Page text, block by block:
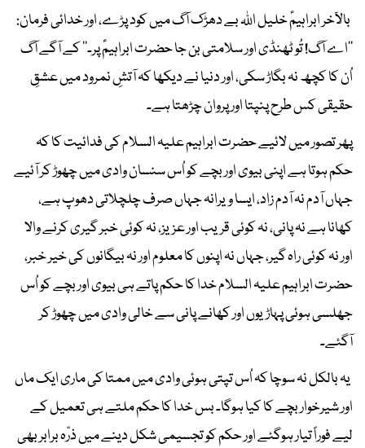
بالآخر ابراہیمؑ خلیل اﷲ بے دھڑک آگ میں کود پڑے، اور خدائی فرمان:
’’اے آگ! تُو ٹھنڈی اور سلامتی بن جا حضرت ابراہیمؑ پر۔‘‘ کے آگے آگ
اُن کا کچھ نہ بگاڑ سکی، اور دنیا نے دیکھا کہ آتشِ نمرود میں عشقِ
حقیقی کس طرح پنپتا اور پروان چڑھتا ہے۔
پھر تصور میں لائیے حضرت ابراہیم علیہ السلام کی فدائیت کا کہ
حکم ہوتا ہے اپنی بیوی اور بچے کو اُس سنسان وادی میں چھوڑ کر آئیے
جہاں آدم نہ آدم زاد، ایسا ویرانہ جہاں صرف چلچلاتی دھوپ ہے،
کھانا ہے نہ پانی، نہ کوئی قریب اور عزیز، نہ کوئی خبر گیری کرنے والا
اور نہ کوئی راہ گیر، جہاں نہ اپنوں کا معلوم اور نہ بیگانوں کی خیر خبر،
حضرت ابراہیم علیہ السلام خدا کا حکم پاتے ہی بیوی اور بچے کو اُس
جھلسی ہوئی پہاڑیوں اور کھانے پانی سے خالی وادی میں چھوڑ کر
آگئے۔
یہ بالکل نہ سوچا کہ اُس تپتی ہوئی وادی میں ممتا کی ماری ایک ماں
اور شیرخوار بچے کا کیا ہوگا۔ بس خدا کا حکم ملتے ہی تعمیل کے
لیے فوراً تیار ہوگئے اور حکم کو تجسیمی شکل دینے میں ذرّہ برابر بھی